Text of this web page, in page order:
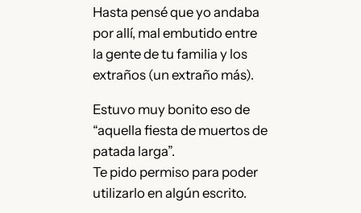
Hasta pensé que yo andaba
por allí, mal embutido entre
la gente de tu familia y los
extraños (un extraño más).
Estuvo muy bonito eso de
“aquella fiesta de muertos de
patada larga”.
Te pido permiso para poder
utilizarlo en algún escrito.